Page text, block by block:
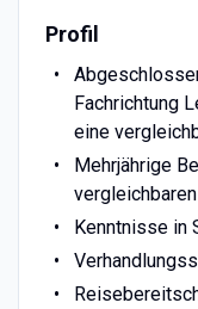
Profil
Fachrichtung
eine
Mehrjährige
Kenntnisse in